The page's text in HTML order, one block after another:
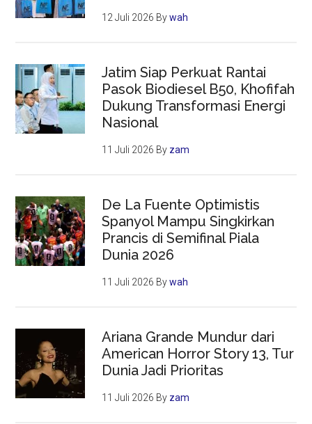
12 Juli 2026 Bywah
Jatim Siap Perkuat Rantai
Pasok Biodiesel B50, Khofifah
Dukung Transformasi Energi
Nasional
11 Juli 2026 By zam
De La Fuente Optimistis
Spanyol Mampu Singkirkan
Prancis di Semifinal Piala
Dunia 2026
11 Juli 2026 Bywah
Ariana Grande Mundur dari
American Horror Story 13, Tur
Dunia Jadi Prioritas
11 Juli 2026 By zam